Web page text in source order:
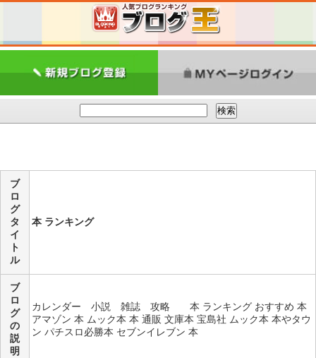
ブ
ロ
グ
タ
イ
ト
ル
本 ランキング
ブ
ロ
グ
の
説
明
カレンダー 小説 雑誌 攻略 本 ランキング おすすめ 本
アマゾン 本 ムック本 本 通販 文庫本 宝島社 ムック本 本やタウ
ン パチスロ必勝本 セブンイレブン 本